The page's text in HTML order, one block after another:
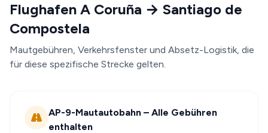
Flughafen A Coruña → Santiago de
Compostela
Mautgebühren, Verkehrsfenster und Absetz-Logistik, die
für diese spezifische Strecke gelten.
AP-9-Mautautobahn – Alle Gebühren
enthalten